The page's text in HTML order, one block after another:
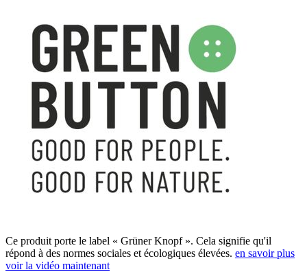
Ce produit porte le label « Grüner Knopf ». Cela signifie qu'il
répond à des normes sociales et écologiques élevées. en savoir plus
voir la vidéo maintenant